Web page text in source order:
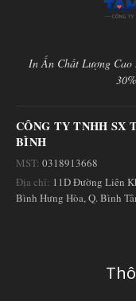
In Ấn Chất Lượng Cao
CÔNG TY TNHH SX
BÌNH
MST: 0318913668
Địa chỉ: 11D Đường Liên
Bình Hưng Hòa, Q. Bình